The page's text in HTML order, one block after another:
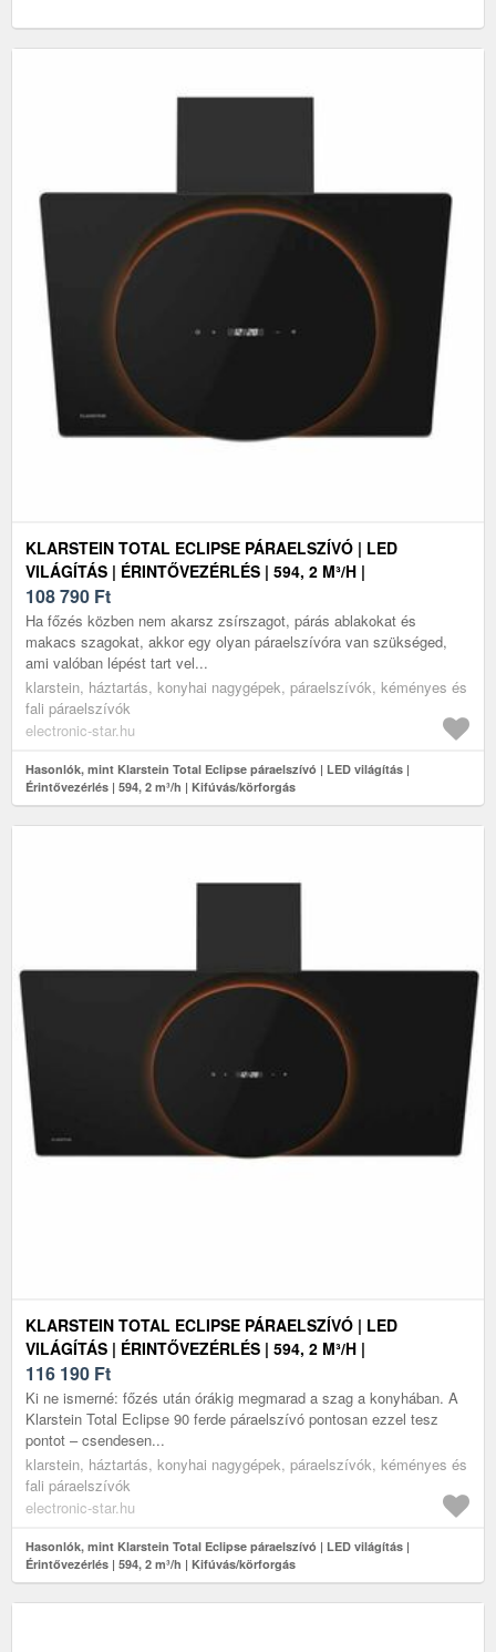
KLARSTEIN TOTAL ECLIPSE PÁRAELSZÍVÓ | LED
VILÁGÍTÁS | ÉRINTŐVEZÉRLÉS | 594, 2 M³/H |
KIFÚVÁS/KÖRFORGÁS
108 790 Ft
Ha főzés közben nem akarsz zsírszagot, párás ablakokat és
makacs szagokat, akkor egy olyan páraelszívóra van szükséged,
ami valóban lépést tart vel...
klarstein, háztartás, konyhai nagygépek, páraelszívók, kéményes és
fali páraelszívók
electronic-star.hu
Hasonlók, mint Klarstein Total Eclipse páraelszívó | LED világítás |
Érintővezérlés | 594, 2 m³/h | Kifúvás/körforgás
KLARSTEIN TOTAL ECLIPSE PÁRAELSZÍVÓ | LED
VILÁGÍTÁS | ÉRINTŐVEZÉRLÉS | 594, 2 M³/H |
KIFÚVÁS/KÖRFORGÁS
116 190 Ft
Ki ne ismerné: főzés után órákig megmarad a szag a konyhában. A
Klarstein Total Eclipse 90 ferde páraelszívó pontosan ezzel tesz
pontot – csendesen...
klarstein, háztartás, konyhai nagygépek, páraelszívók, kéményes és
fali páraelszívók
electronic-star.hu
Hasonlók, mint Klarstein Total Eclipse páraelszívó | LED világítás |
Érintővezérlés | 594, 2 m³/h | Kifúvás/körforgás